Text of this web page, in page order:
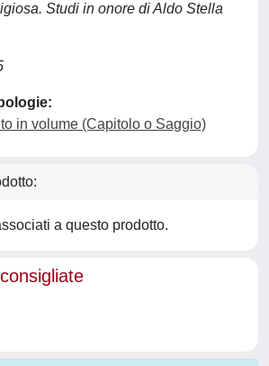
Studi in onore di Aldo Stella
in volume (Capitolo o Saggio)
a questo prodotto.